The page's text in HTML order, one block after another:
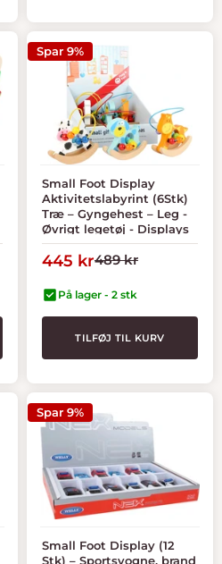
Spar 9%
Small Foot Display
Aktivitetslabyrint (6Stk)
Træ – Gyngehest – Leg -
Øvrigt legetøj - Displays
Tilbudspris
445 krNormal
489 kr
På lager - 2 stk
TILFØJ TIL KURV
Spar 9%
Small Foot Display (12
Stk) – Sportsvogne, brand